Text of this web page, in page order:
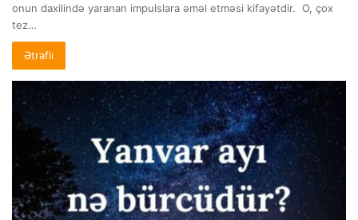
onun daxilində yaranan impulslara əməl etməsi kifayətdir. O, çox
tez…
Ətraflı